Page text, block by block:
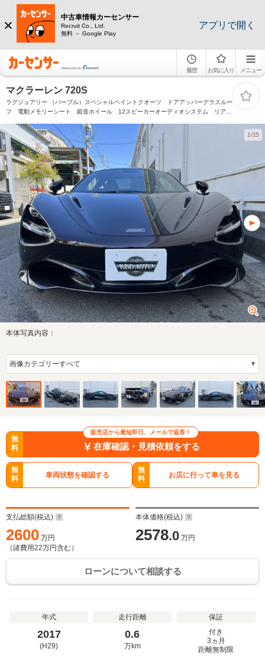
中古車情報カーセンサー
Recruit Co., Ltd.
無料 － Google Play
アプリで開く
履歴 お気に入り メニュー
マクラーレン 720S
ラグジュアリー （パープル）スペシャルペイントクオーツ ドアアッパーグラスルー
フ 電動メモリーシート 鍛造ホイール 12スピーカーオーディオシステム リアパ
1/15
本体写真内容：
販売店から最短即日、メールで返答！
無
料
在庫確認・見積依頼をする
無
料
車両状態を確認する
無
料
お店に行って車を見る
支払総額(税込)
2600 万円
（諸費用22万円含む）
本体価格(税込)
2578.0 万円
ローンについて相談する
年式
2017
(H29)
走行距離
0.6
万km
保証
付き
3ヵ月
距離無制限